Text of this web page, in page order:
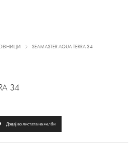
SEAMASTER AQUA TERRA 34
34
Додај во листата на желби